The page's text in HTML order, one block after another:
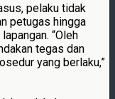
pelaku tidak
petugas hingga
“Oleh
tegas dan
yang berlaku,”